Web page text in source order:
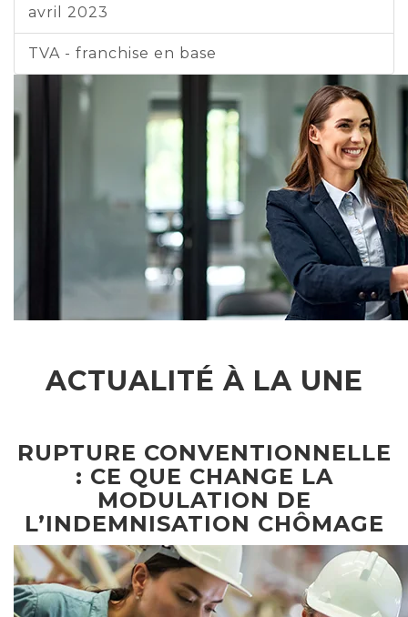
avril 2023
TVA - franchise en base
ACTUALITÉ À LA UNE
RUPTURE CONVENTIONNELLE
: CE QUE CHANGE LA
MODULATION DE
L’INDEMNISATION CHÔMAGE